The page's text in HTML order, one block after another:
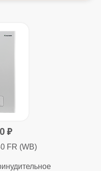
FR (WB)